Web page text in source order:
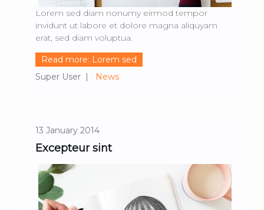
Super User News
Lorem sed diam nonumy eirmod tempor
invidunt ut labore et dolore magna aliquyam
erat, sed diam voluptua.
Read more: Lorem sed
13 January 2014
Excepteur sint